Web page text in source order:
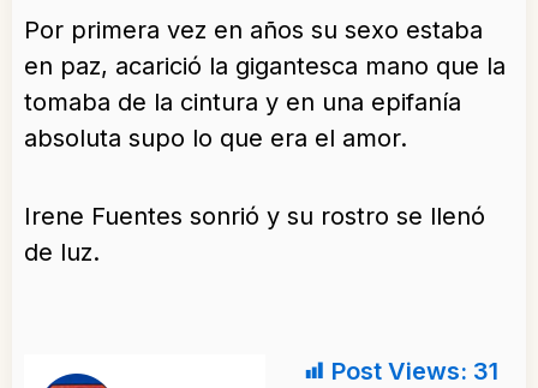
Por primera vez en años su sexo estaba
en paz, acarició la gigantesca mano que la
tomaba de la cintura y en una epifanía
absoluta supo lo que era el amor.
Irene Fuentes sonrió y su rostro se llenó
de luz.
Post Views: 31